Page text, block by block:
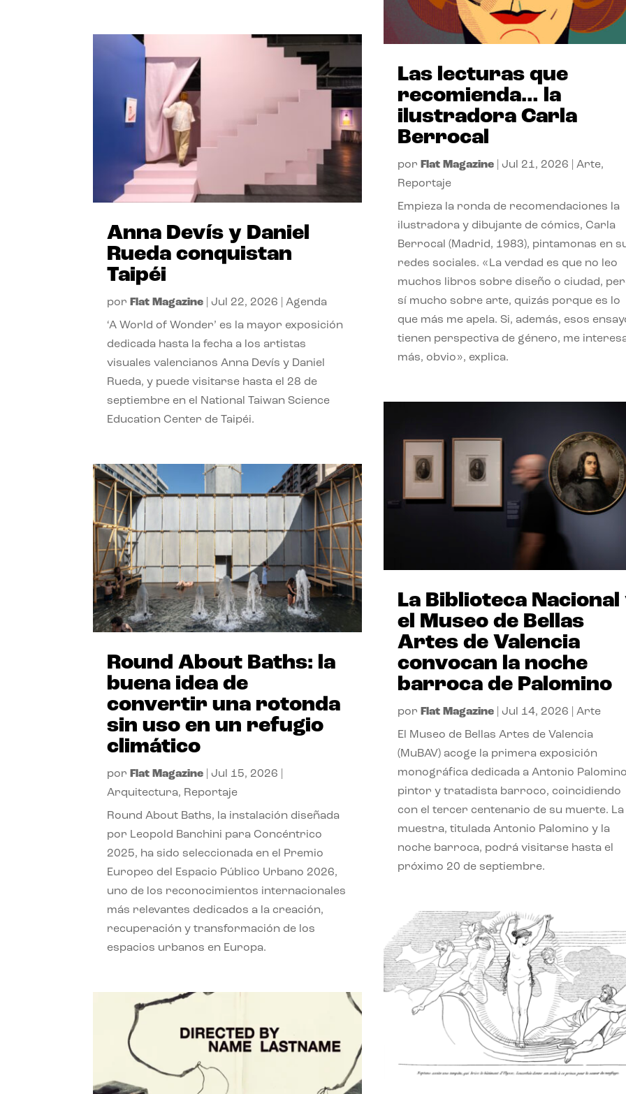
Anna Devís y Daniel
Rueda conquistan
Taipéi
por Flat Magazine Jul 22, 2026 |Agenda
‘A World of Wonder’ es la mayor exposición
dedicada hasta la fecha a los artistas
visuales valencianos Anna Devís y Daniel
Rueda, y puede visitarse hasta el 28 de
septiembre en el National Taiwan Science
Education Center de Taipéi.
Round About Baths: la
buena idea de
convertir una rotonda
sin uso en un refugio
climático
por Flat Magazine Jul 15, 2026
Arquitectura, Reportaje
Round About Baths, la instalación diseñada
por Leopold Banchini para Concéntrico
2025, ha sido seleccionada en el Premio
Europeo del Espacio Público Urbano 2026,
uno de los reconocimientos internacionales
más relevantes dedicados a la creación,
recuperación y transformación de los
espacios urbanos en Europa.
Las lecturas que
recomienda… la
ilustradora Carla
Berrocal
por Flat Magazine| Jul 21, 2026 Arte,
Reportaje
Empieza la ronda de recomendaciones la
ilustradora y dibujante de cómics, Carla
Berrocal (Madrid, 1983), pintamonas en
redes sociales. «La verdad es que no leo
muchos libros sobre diseño o ciudad,
sí mucho sobre arte, quizás porque es lo
que más me apela. Si, además, esos
tienen perspectiva de género, me
más, obvio», explica.
La Biblioteca Nacional
el Museo de Bellas
Artes de Valencia
convocan la noche
barroca de Palomino
por Flat Magazine| Jul 14, 2026 Arte
El Museo de Bellas Artes de Valencia
(MuBAV) acoge la primera exposición
monográfica dedicada a Antonio
pintor y tratadista barroco, coincidiendo
con el tercer centenario de su muerte. La
muestra, titulada Antonio Palomino y la
noche barroca, podrá visitarse hasta el
próximo 20 de septiembre.